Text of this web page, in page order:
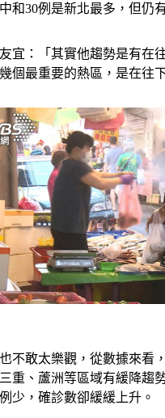
8新北市，時隔一天，確診
宜：「其實他趨勢是有在
不敢太樂觀，從數據來看
重、蘆洲等區域有緩降趨